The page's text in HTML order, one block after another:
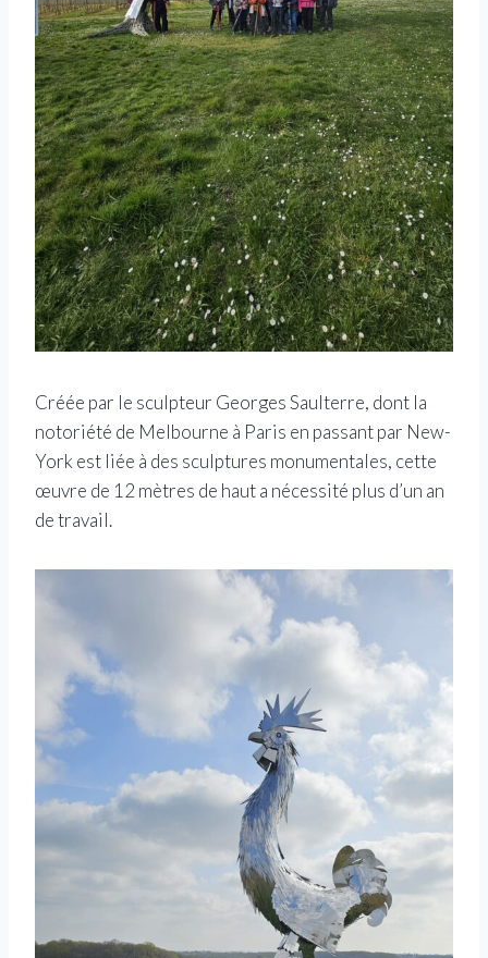
Créée par le sculpteur Georges Saulterre, dont la
notoriété de Melbourne à Paris en passant par New-
York est liée à des sculptures monumentales, cette
œuvre de 12 mètres de haut a nécessité plus d’un an
de travail.